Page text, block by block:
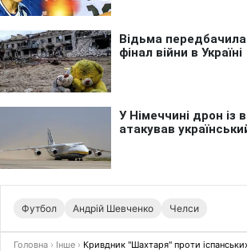
Футбол Андрій Шевченко Челси
Головна › Інше › Кривдник "Шахтаря" проти